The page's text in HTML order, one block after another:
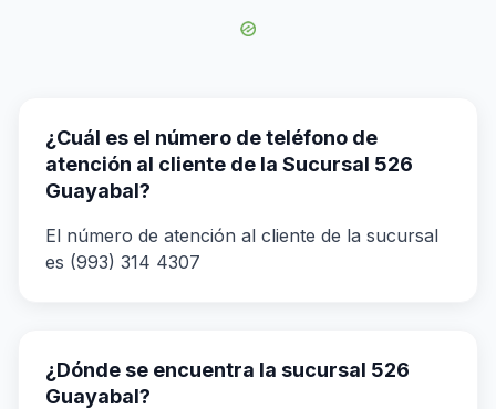
¿Cuál es el número de teléfono de
atención al cliente de la Sucursal 526
Guayabal?
El número de atención al cliente de la sucursal
es (993) 314 4307
¿Dónde se encuentra la sucursal 526
Guayabal?